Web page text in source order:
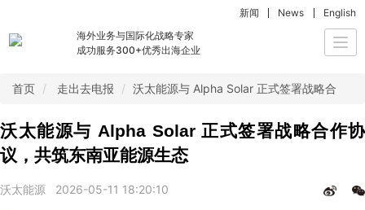
海外业务与国际化战略专家
成功服务300+优秀出海企业
新闻 News English
首页 走出去电报 沃太能源与 Alpha Solar 正式签署战略合作协
沃太能源与 Alpha Solar 正式签署战略合作协
议，共筑东南亚能源生态
沃太能源 2026-05-11 18:20:10